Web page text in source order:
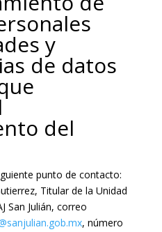
y
de datos
del
punto de contacto:
Titular de la Unidad
San Julián, correo
, número